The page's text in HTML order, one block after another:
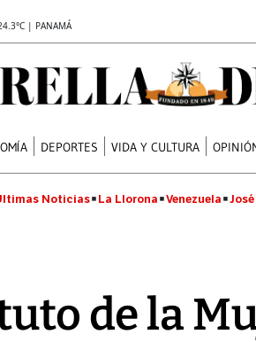
| PANAMÁ
DEPORTES VIDA Y CULTURA
Noticias La Llorona Venezuela
de la